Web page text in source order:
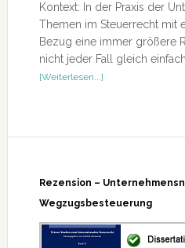
Kontext: In der Praxis der
Themen im Steuerrecht mit
Bezug eine immer größere
nicht jeder Fall gleich
[Weiterlesen...]ÜberRezension
Rezension –
Wegzugsbesteuerung